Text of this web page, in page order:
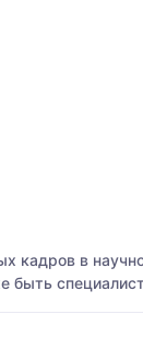
кадров в
быть